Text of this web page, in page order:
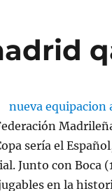
sería el
Junto con Boca
en la